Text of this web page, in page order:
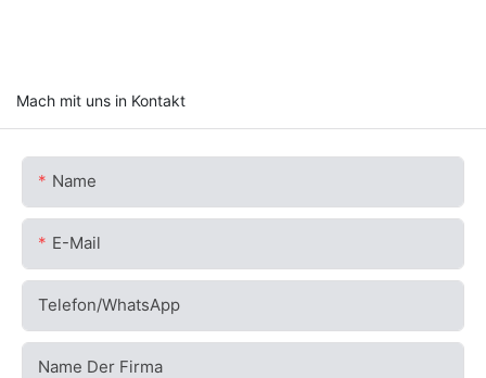
Mach mit uns in Kontakt
Name
E-Mail
Telefon/WhatsApp
Name Der Firma